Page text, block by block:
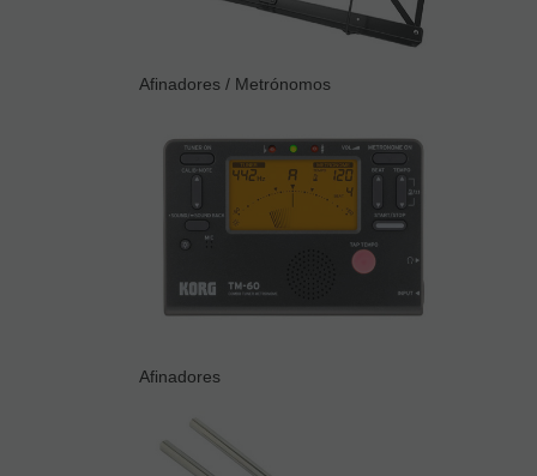
Afinadores / Metrónomos
Afinadores